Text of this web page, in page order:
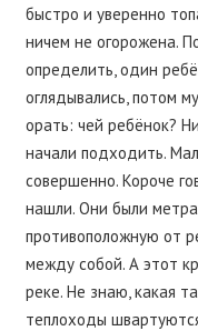
быстро и уверенно
ничем не огорожена.
определить, один
оглядывались, потом
орать: чей ребёнок?
начали подходить.
совершенно. Короче
нашли. Они были
противоположную от
между собой. А этот
реке. Не знаю, какая
теплоходы